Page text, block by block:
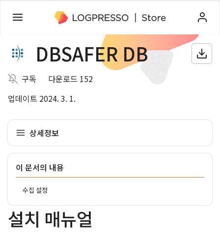
DBSAFER DB
구독
다운로드 152
업데이트 2024. 3. 1.
상세정보
설치 매뉴얼
이 문서의 내용
수집 설정